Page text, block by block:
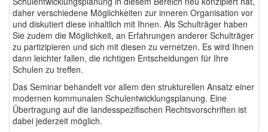
daher verschiedene Möglichkeiten zur inneren Organisation vor
und diskutiert diese inhaltlich mit Ihnen. Als Schulträger haben
Sie zudem die Möglichkeit, an Erfahrungen anderer Schulträger
zu partizipieren und sich mit diesen zu vernetzen. Es wird Ihnen
dann leichter fallen, die richtigen Entscheidungen für Ihre
Schulen zu treffen.
Das Seminar behandelt vor allem den strukturellen Ansatz einer
modernen kommunalen Schulentwicklungsplanung. Eine
Übertragung auf die landesspezifischen Rechtsvorschriften ist
dabei jederzeit möglich.